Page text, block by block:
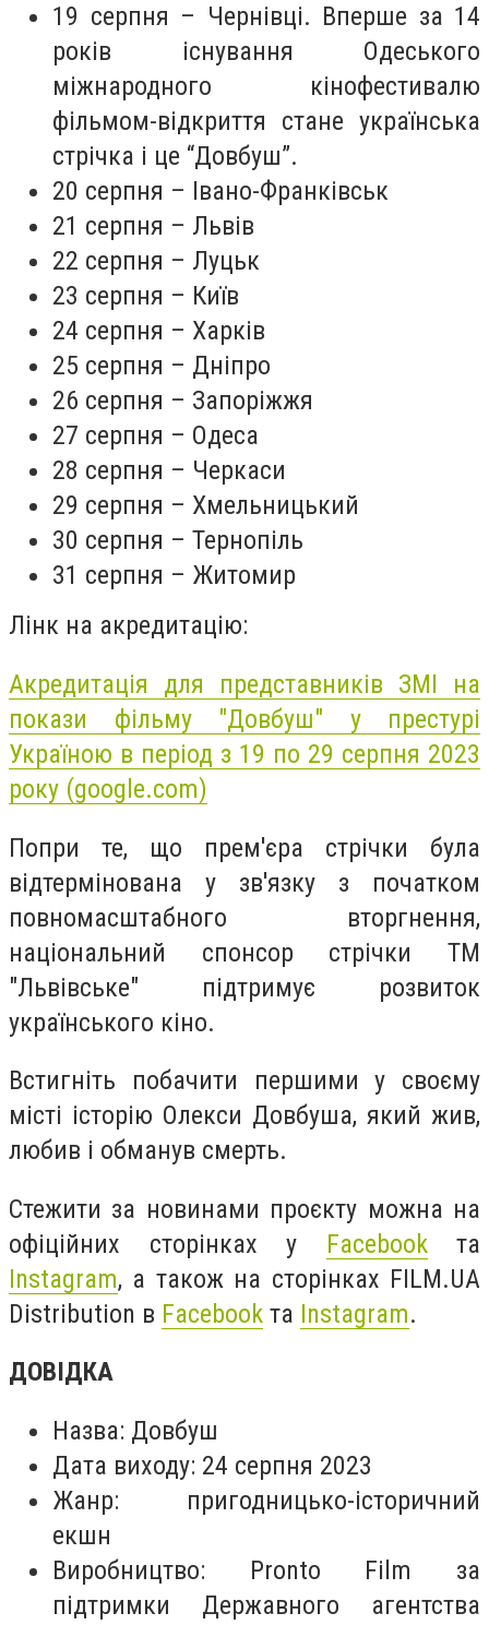
19 серпня – Чернівці. Вперше за 14
років існування Одеського
міжнародного кінофестивалю
фільмом-відкриття стане українська
стрічка і це “Довбуш”.
20 серпня – Івано-Франківськ
21 серпня – Львів
22 серпня – Луцьк
23 серпня – Київ
24 серпня – Харків
25 серпня – Дніпро
26 серпня – Запоріжжя
27 серпня – Одеса
28 серпня – Черкаси
29 серпня – Хмельницький
30 серпня – Тернопіль
31 серпня – Житомир
Лінк на акредитацію:
Акредитація для представників ЗМІ на
покази фільму "Довбуш" у престурі
Україною в період з 19 по 29 серпня 2023
року (google.com)
Попри те, що прем'єра стрічки була
відтермінована у зв'язку з початком
повномасштабного вторгнення,
національний спонсор стрічки ТМ
"Львівське" підтримує розвиток
українського кіно.
Встигніть побачити першими у своєму
місті історію Олекси Довбуша, який жив,
любив і обманув смерть.
Стежити за новинами проєкту можна на
офіційних сторінках у Facebookта
Instagram, а також на сторінках FILM.UA
Distribution в Facebook та Instagram.
ДОВІДКА
Назва: Довбуш
Дата виходу: 24 серпня 2023
Жанр: пригодницько-історичний
екшн
Виробництво: Pronto Film за
підтримки Державного агентства